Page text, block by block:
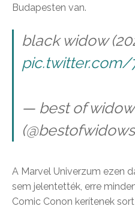
Budapesten van.
black widow
pic.twitter.com/
— best of
A Marvel Univerzum ezen
sem jelentették, erre
Comic Conon kerítenek